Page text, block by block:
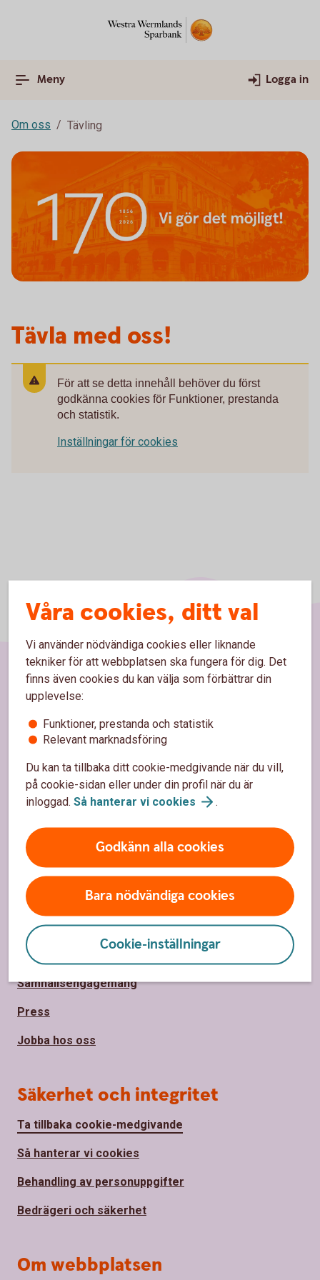
Meny Logga in
Om oss Tävling
Tävla med oss!
För att se detta innehåll behöver du först
godkänna cookies för Funktioner, prestanda
och statistik.
Inställningar för cookies
Våra cookies, ditt val
Vi använder nödvändiga cookies eller liknande
tekniker för att webbplatsen ska fungera för dig. Det
finns även cookies du kan välja som förbättrar din
upplevelse:
Funktioner, prestanda och statistik
Relevant marknadsföring
Du kan ta tillbaka ditt cookie-medgivande när du vill,
på cookie-sidan eller under din profil när du är
inloggad. Så hanterar vi cookies .
Godkänn alla cookies
Bara nödvändiga cookies
Cookie-inställningar
Sidfot
Hitta snabbt
Kundservice
Hitta bankkontor
Priser, räntor och kurser
Om oss
Om Westra Wermlands Sparbank
Hållbarhet
Samhällsengagemang
Press
Jobba hos oss
Säkerhet och integritet
Ta tillbaka cookie-medgivande
Så hanterar vi cookies
Behandling av personuppgifter
Bedrägeri och säkerhet
Om webbplatsen